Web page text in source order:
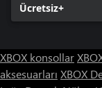
Ücretsiz+
XBOX konsollar
aksesuarları XBOX